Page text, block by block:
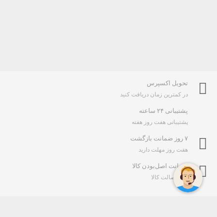
تحویل اکسپرس
در کمترین زمان دریافت کنید
پشتیبانی ۲۴ ساعته
پشتیبانی هفت روز هفته
۷ روز ضمانت بازگشت
هفت روز مهلت دارید
ضمانت اصل‌بودن کالا
تایید اصالت کالا